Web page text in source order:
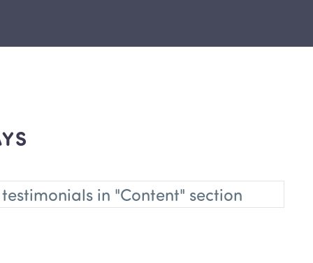
in "Content" section